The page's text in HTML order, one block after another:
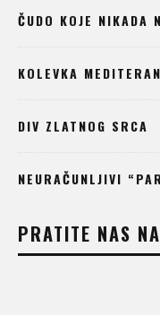
ČUDO KOJE NIKADA
KOLEVKA
DIV ZLATNOG SRCA
NEURAČUNLJIVI
PRATITE NAS